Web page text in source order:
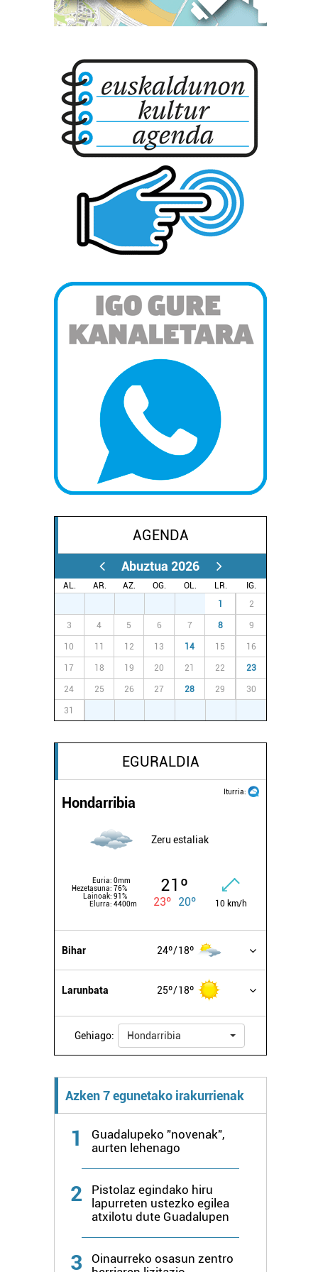
AGENDA
Abuztua 2026
AL. AR. AZ. OG. OL. LR.
IG.
1 2
3 4 5 6 7 8 9
10 11 12 13 14 15 16
17 18 19 20 21 22 23
24 25 26 27 28 29 30
31
EGURALDIA
Iturria:
Hondarribia
Zeru estaliak
Euria: 0mm
Hezetasuna: 76%
Lainoak: 91%
Elurra: 4400m
21º
23º 20º 10 km/h
Bihar 24º 18º
Larunbata 25º 18º
Gehiago: Hondarribia
Azken 7 egunetako irakurrienak
1
Guadalupeko "novenak",
aurten lehenago
2
Pistolaz egindako hiru
lapurreten ustezko egilea
atxilotu dute Guadalupen
3
Oinaurreko osasun zentro